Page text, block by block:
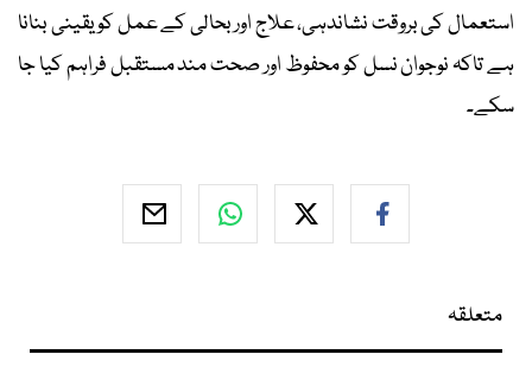
استعمال کی بروقت نشاندہی، علاج اور بحالی کے عمل کو یقینی بنانا
ہے تاکہ نوجوان نسل کو محفوظ اور صحت مند مستقبل فراہم کیا جا
سکے۔
متعلقہ